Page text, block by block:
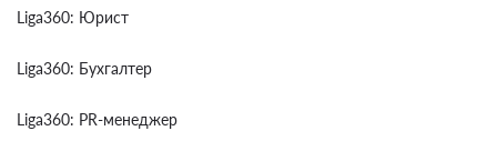
Liga360: Юрист
Liga360: Бухгалтер
Liga360: PR-менеджер